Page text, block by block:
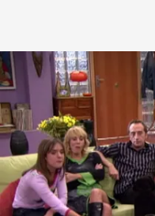
fdf.es
23 MAY 2018 - 17:02h.
Compartir
En elcapítulo 170 de